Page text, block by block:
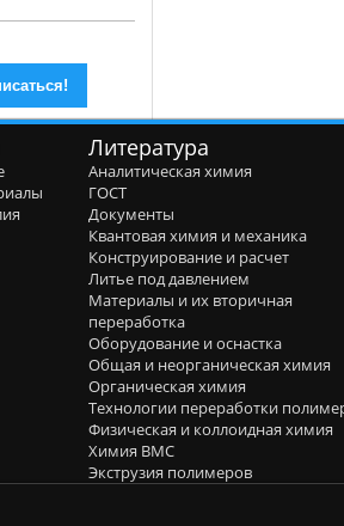
Литература
Аналитическая химия
ГОСТ
Документы
Квантовая химия и механика
Конструирование и расчет
Литье под давлением
Материалы и их вторичная
переработка
Оборудование и оснастка
Общая и неорганическая химия
Органическая химия
Технологии переработки
Физическая и коллоидная химия
Химия ВМС
Экструзия полимеров